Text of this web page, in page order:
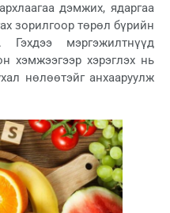
дэмжих, ядаргаа
зорилгоор төрөл бүрийн
Гэхдээ мэргэжилтнүүд
хэмжээгээр хэрэглэх нь
нөлөөтэйг анхааруулж